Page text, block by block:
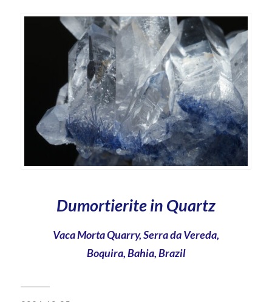
Dumortierite in Quartz
Vaca Morta Quarry, Serra da Vereda,
Boquira, Bahia, Brazil